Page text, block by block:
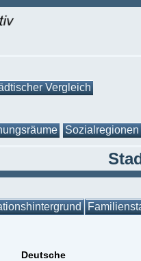
Vergleich
Sozialregionen
Deutsche